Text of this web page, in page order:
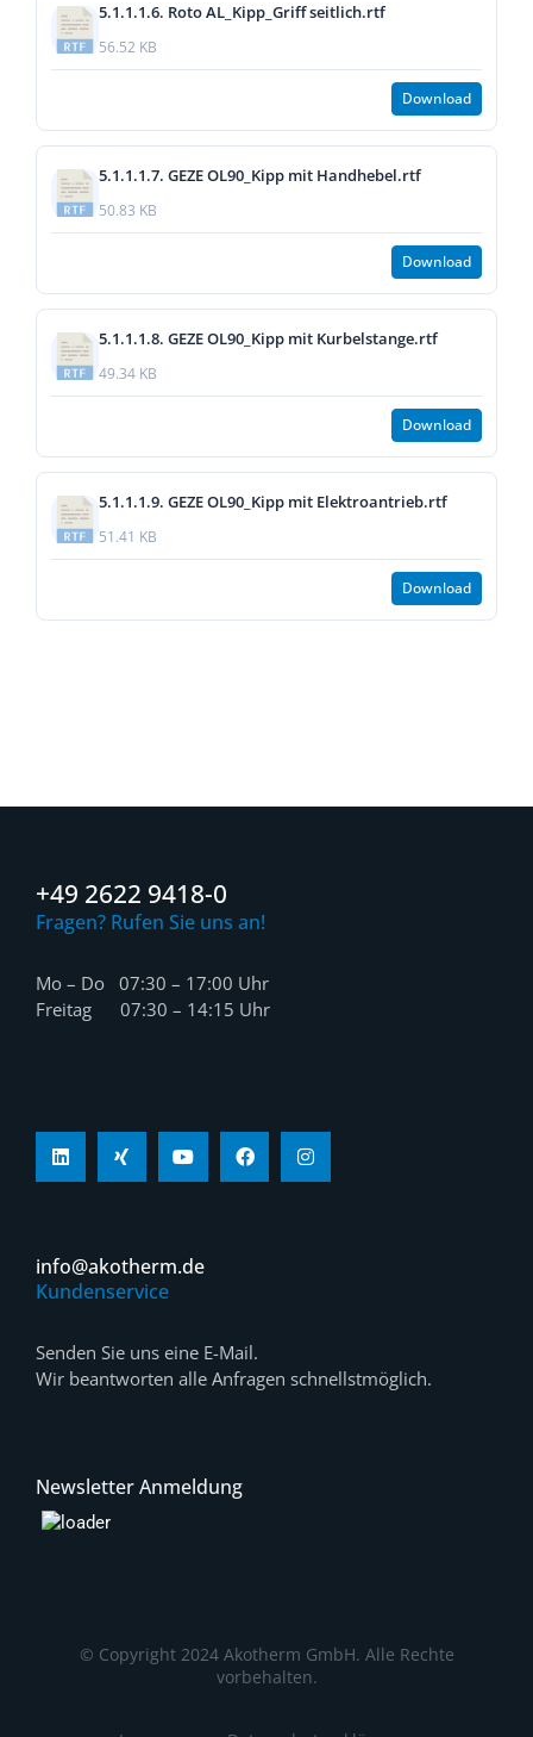
5.1.1.1.6. Roto AL_Kipp_Griff seitlich.rtf
56.52 KB
Download
5.1.1.1.7. GEZE OL90_Kipp mit Handhebel.rtf
50.83 KB
Download
5.1.1.1.8. GEZE OL90_Kipp mit Kurbelstange.rtf
49.34 KB
Download
5.1.1.1.9. GEZE OL90_Kipp mit Elektroantrieb.rtf
51.41 KB
Download
+49 2622 9418-0
Fragen? Rufen Sie uns an!
Mo – Do 07:30 – 17:00 Uhr
Freitag 07:30 – 14:15 Uhr
info@akotherm.de
Kundenservice
Senden Sie uns eine E-Mail.
Wir beantworten alle Anfragen schnellstmöglich.
Newsletter Anmeldung
© Copyright 2024 Akotherm GmbH. Alle Rechte
vorbehalten.